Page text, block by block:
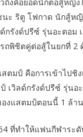
นะ ริตู โฟกาด นักสู้ห
กรังด์ปรีซ์ รุ่นอะตอม
รถพิชิตคู่ต่อสู้ในยกที่ 2
ตมป์ คือการเข้าไปชิ
เวิลด์กรังด์ปรีซ์ รุ่นอ
งแสตมป์ตอนนี้ 1 ล้า
ที่ทำให้แฟนกีฬาระ